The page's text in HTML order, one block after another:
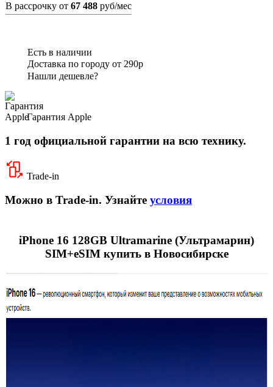
В рассрочку от 67 488 руб/мес
Есть в наличии
Доставка по городу от 290р
Нашли дешевле?
Гарантия Apple
1 год официальной гарантии на всю технику.
Trade-in
Можно в Trade-in. Узнайте условия
iPhone 16 128GB Ultramarine (Ультрамарин)
SIM+eSIM купить в Новосибирске